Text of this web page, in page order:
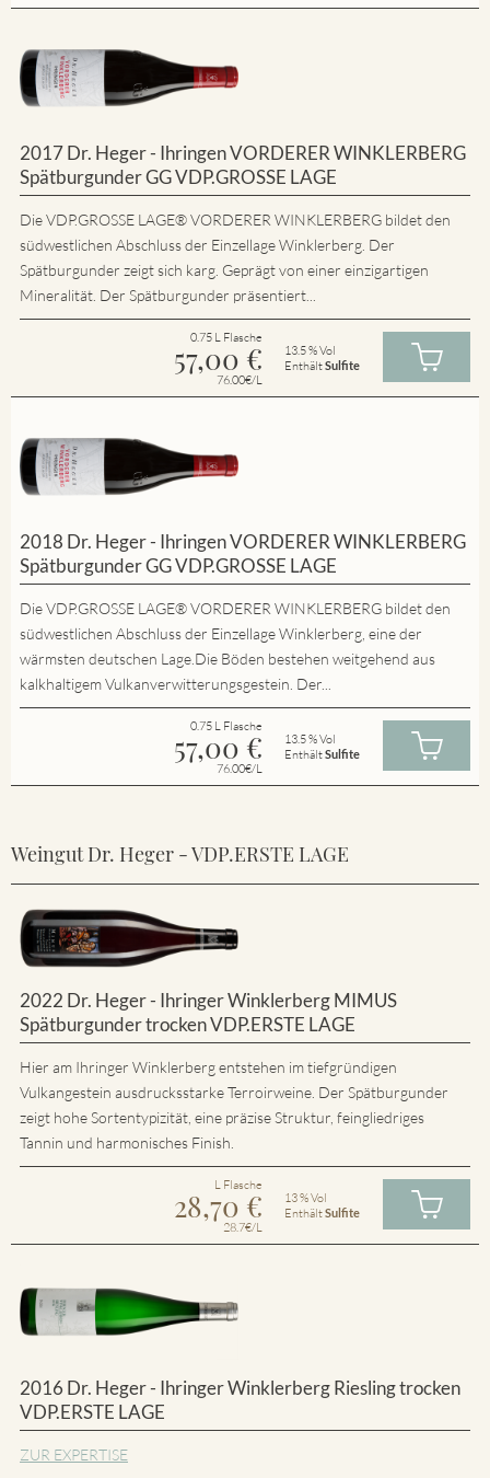
2017 Dr. Heger - Ihringen VORDERER WINKLERBERG
Spätburgunder GG VDP.GROSSE LAGE
Die VDP.GROSSE LAGE® VORDERER WINKLERBERG bildet den
südwestlichen Abschluss der Einzellage Winklerberg. Der
Spätburgunder zeigt sich karg. Geprägt von einer einzigartigen
Mineralität. Der Spätburgunder präsentiert...
0.75 L Flasche
57,00 €
76.00€/L
13.5 % Vol
EnthältSulfite
2018 Dr. Heger - Ihringen VORDERER WINKLERBERG
Spätburgunder GG VDP.GROSSE LAGE
Die VDP.GROSSE LAGE® VORDERER WINKLERBERG bildet den
südwestlichen Abschluss der Einzellage Winklerberg, eine der
wärmsten deutschen Lage.Die Böden bestehen weitgehend aus
kalkhaltigem Vulkanverwitterungsgestein. Der...
0.75 L Flasche
57,00 €
76.00€/L
13.5 % Vol
EnthältSulfite
Weingut Dr. Heger - VDP.ERSTE LAGE
2022 Dr. Heger - Ihringer Winklerberg MIMUS
Spätburgunder trocken VDP.ERSTE LAGE
Hier am Ihringer Winklerberg entstehen im tiefgründigen
Vulkangestein ausdrucksstarke Terroirweine. Der Spätburgunder
zeigt hohe Sortentypizität, eine präzise Struktur, feingliedriges
Tannin und harmonisches Finish.
L Flasche
28,70 €
28.7€/L
13 % Vol
EnthältSulfite
2016 Dr. Heger - Ihringer Winklerberg Riesling trocken
VDP.ERSTE LAGE
ZUR EXPERTISE